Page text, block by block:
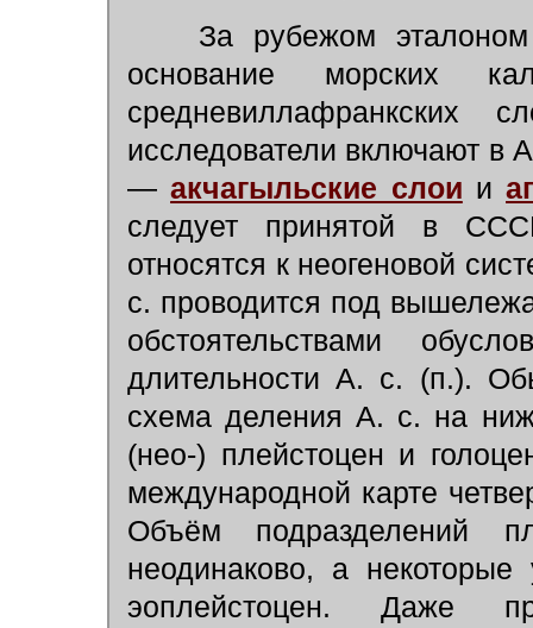
За рубежом эталоном
основание морских
средневиллафранкских
исследователи включают в
—акчагыльские слои и
следует принятой в
относятся к неогеновой
с. проводится под
обстоятельствами
длительности А. с. (п.).
схема деления А. с. на
(нео-) плейстоцен и
международной карте
Объём подразделений
неодинаково, а
эоплейстоцен. Даже